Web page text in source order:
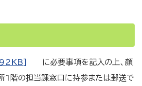
92KB]
に必要事項を記入の上、顔
1階の担当課窓口に持参または郵送で